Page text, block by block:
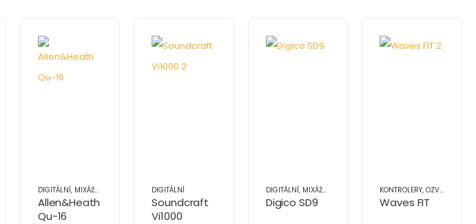
DIGITÁLNÍ, MIXÁŽNÍ PULTY OZVUČOVACÍ TECHNIKA
Allen&Heath
Qu-16
DIGITÁLNÍ
Soundcraft
Vi1000
DIGITÁLNÍ, MIXÁŽNÍ PULTY OZVUČOVACÍ TECHNIKA
Digico SD9
KONTROLERY,OZVUČOVACÍ TECHNIKA
Waves FIT